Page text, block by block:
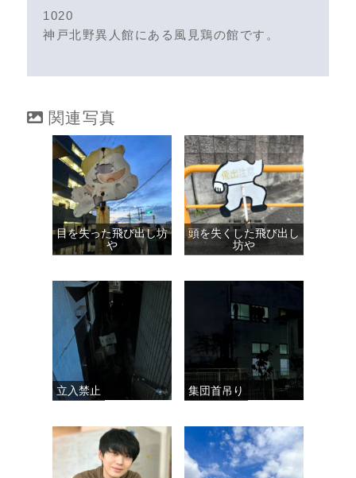
1020
神戸北野異人館にある風見鶏の館です。
関連写真
目を失った飛び出し坊
や
頭を失くした飛び出し
坊や
立入禁止 集団首吊り